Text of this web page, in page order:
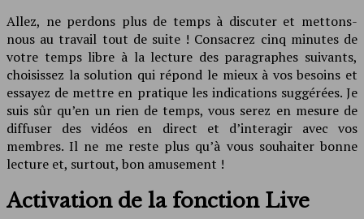
Allez, ne perdons plus de temps à discuter et mettons-
nous au travail tout de suite ! Consacrez cinq minutes de
votre temps libre à la lecture des paragraphes suivants,
choisissez la solution qui répond le mieux à vos besoins et
essayez de mettre en pratique les indications suggérées. Je
suis sûr qu’en un rien de temps, vous serez en mesure de
diffuser des vidéos en direct et d’interagir avec vos
membres. Il ne me reste plus qu’à vous souhaiter bonne
lecture et, surtout, bon amusement !
Activation de la fonction Live